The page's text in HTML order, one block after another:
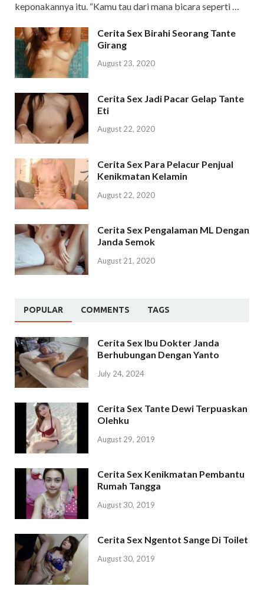
keponakannya itu. “Kamu tau dari mana bicara seperti …
Cerita Sex Birahi Seorang Tante
Girang
August 23, 2020
Cerita Sex Jadi Pacar Gelap Tante
Eti
August 22, 2020
Cerita Sex Para Pelacur Penjual
Kenikmatan Kelamin
August 22, 2020
Cerita Sex Pengalaman ML Dengan
Janda Semok
August 21, 2020
POPULAR COMMENTS TAGS
Cerita Sex Ibu Dokter Janda
Berhubungan Dengan Yanto
July 24, 2024
Cerita Sex Tante Dewi Terpuaskan
Olehku
August 29, 2019
Cerita Sex Kenikmatan Pembantu
Rumah Tangga
August 30, 2019
Cerita Sex Ngentot Sange Di Toilet
August 30, 2019